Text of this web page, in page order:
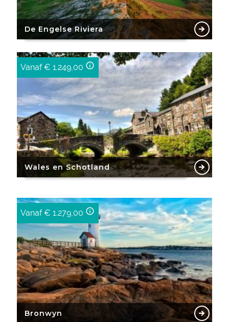
De Engelse Riviera
Vanaf € 1.249,00 info_outline
Wales en Schotland
Vanaf € 1.279,00 info_outline
Bronwyn